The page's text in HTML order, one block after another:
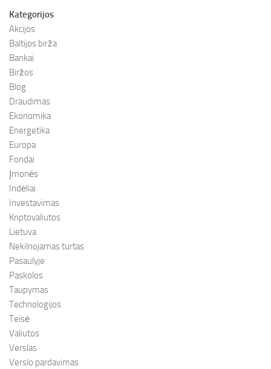
Kategorijos
Akcijos
Baltijos birža
Bankai
Biržos
Blog
Draudimas
Ekonomika
Energetika
Europa
Fondai
Įmonės
Indėliai
Investavimas
Kriptovaliutos
Lietuva
Nekilnojamas turtas
Pasaulyje
Paskolos
Taupymas
Technologijos
Teisė
Valiutos
Verslas
Verslo pardavimas